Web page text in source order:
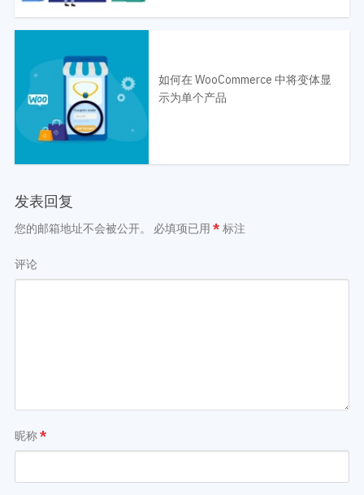
如何在 WooCommerce 中将变体显
示为单个产品
发表回复
您的邮箱地址不会被公开。 必填项已用 * 标注
评论
昵称*